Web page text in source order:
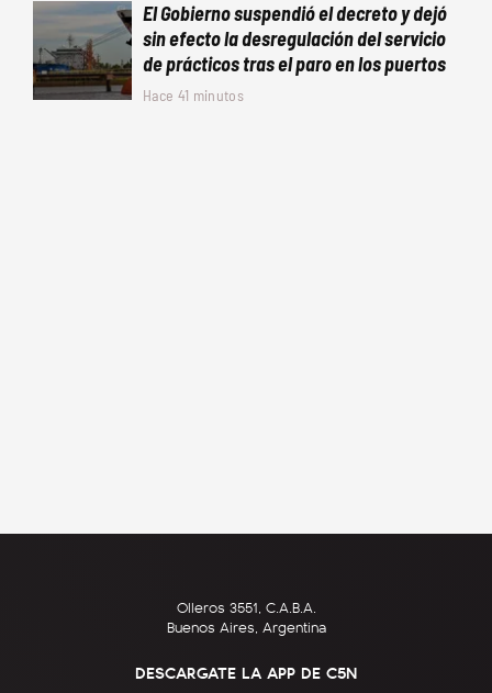
El Gobierno suspendió el decreto y dejó
sin efecto la desregulación del servicio
de prácticos tras el paro en los puertos
Hace 41 minutos
Olleros 3551, C.A.B.A.
Buenos Aires, Argentina
DESCARGATE LA APP DE C5N